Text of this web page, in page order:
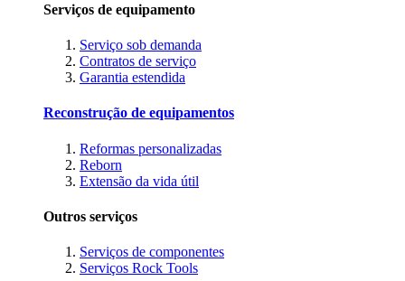
Serviços de equipamento
Serviço sob demanda
Contratos de serviço
Garantia estendida
Reconstrução de equipamentos
Reformas personalizadas
Reborn
Extensão da vida útil
Outros serviços
Serviços de componentes
Serviços Rock Tools